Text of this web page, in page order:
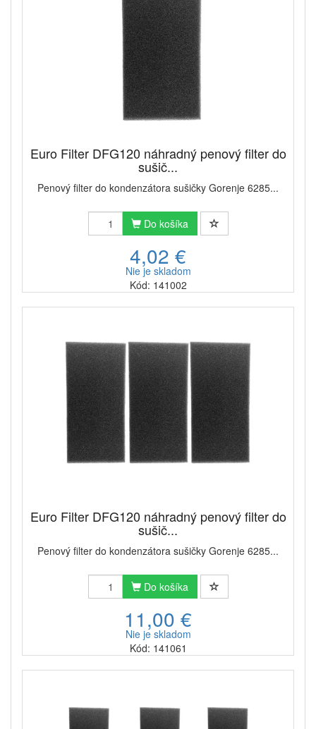
Euro Filter DFG120 náhradný penový filter do
sušič...
Penový filter do kondenzátora sušičky Gorenje 6285...
Do košíka
4,02 €
Nie je skladom
Kód: 141002
Euro Filter DFG120 náhradný penový filter do
sušič...
Penový filter do kondenzátora sušičky Gorenje 6285...
Do košíka
11,00 €
Nie je skladom
Kód: 141061